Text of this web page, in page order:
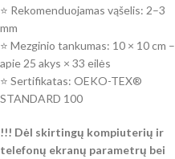
⭐ Rekomenduojamas vąšelis: 2–3
mm
⭐ Mezginio tankumas: 10 × 10 cm –
apie 25 akys × 33 eilės
⭐ Sertifikatas: OEKO-TEX®
STANDARD 100
!!! Dėl skirtingų kompiuterių ir
telefonų ekranų parametrų bei